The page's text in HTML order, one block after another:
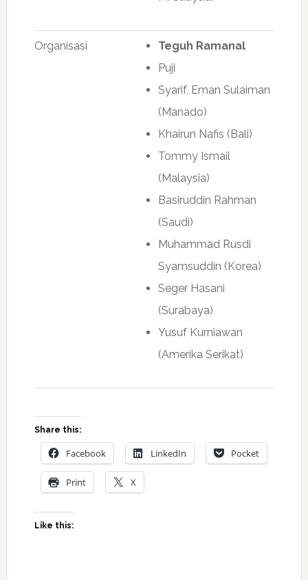
Organisasi
Teguh Ramanal
Puji
Syarif, Eman Sulaiman
(Manado)
Khairun Nafis (Bali)
Tommy Ismail
(Malaysia)
Basiruddin Rahman
(Saudi)
Muhammad Rusdi
Syamsuddin (Korea)
Seger Hasani
(Surabaya)
Yusuf Kurniawan
(Amerika Serikat)
Share this:
Facebook LinkedIn Pocket
Print X
Like this: